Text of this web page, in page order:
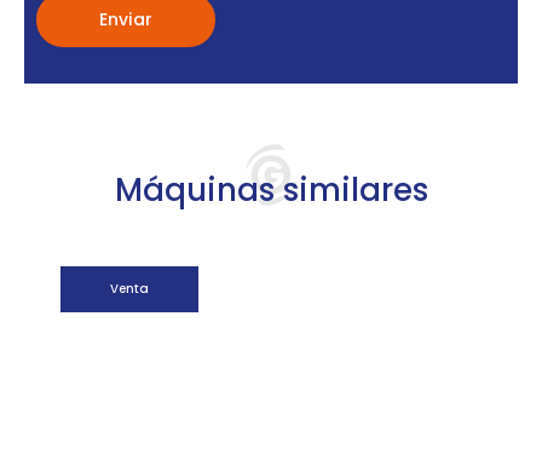
Máquinas similares
Venta